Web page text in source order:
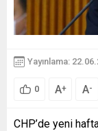
Yayınlama:
0 A+ A-
CHP’de yeni